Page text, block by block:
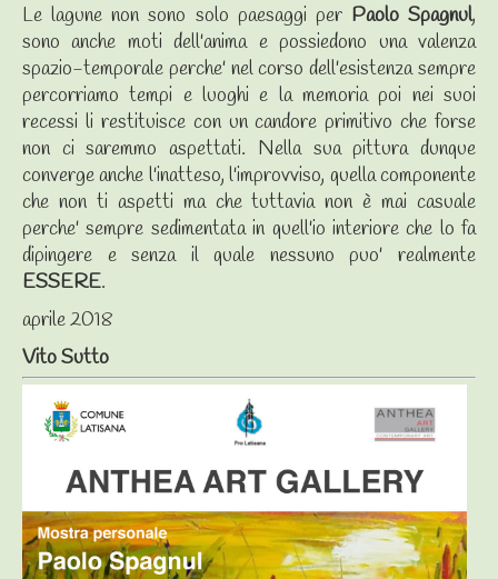
Le lagune non sono solo paesaggi per Paolo Spagnul,
sono anche moti dell'anima e possiedono una valenza
spazio-temporale perche' nel corso dell'esistenza sempre
percorriamo tempi e luoghi e la memoria poi nei suoi
recessi li restituisce con un candore primitivo che forse
non ci saremmo aspettati. Nella sua pittura dunque
converge anche l'inatteso, l'improvviso, quella componente
che non ti aspetti ma che tuttavia non è mai casuale
perche' sempre sedimentata in quell'io interiore che lo fa
dipingere e senza il quale nessuno puo' realmente
ESSERE.
aprile 2018
Vito Sutto